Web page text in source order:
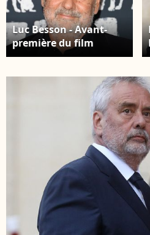
Luc Besson - Avant-
première du film
"Dogman" au cinéma
Paris le 19 septembre
Guirec/Bestimage